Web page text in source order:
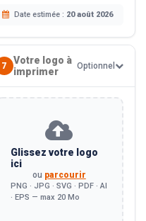
Date estimée : 20 août 2026
7
Votre logo à
imprimer
Optionnel
Glissez votre logo
ici
ou parcourir
PNG · JPG · SVG · PDF · AI
· EPS — max 20 Mo